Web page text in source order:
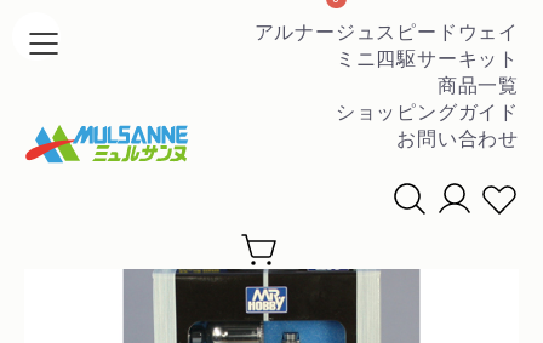
アルナージュスピードウェイ
ミニ四駆サーキット
商品一覧
ショッピングガイド
お問い合わせ
条件を絞って商品を探す ▼